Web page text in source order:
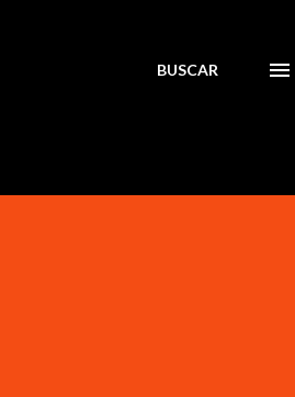
BUSCAR